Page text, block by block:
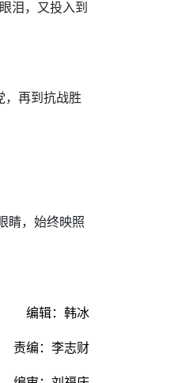
泪，又投入到
，再到抗战胜
睛，始终映照
编辑：韩冰
责编：李志财